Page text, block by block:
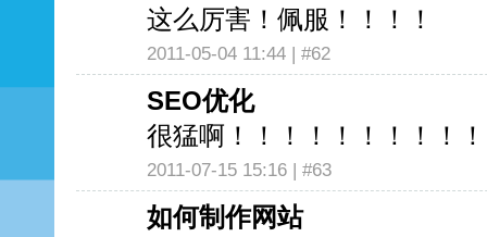
这么厉害！佩服！！！！
2011-05-04 11:44 | #62
SEO优化
很猛啊！！！！！！！！！
2011-07-15 15:16 | #63
如何制作网站